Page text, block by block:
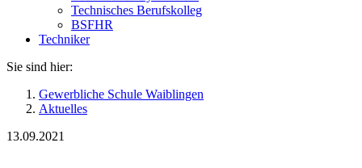
Technisches Berufskolleg
BSFHR
Techniker
Sie sind hier:
Gewerbliche Schule Waiblingen
Aktuelles
13.09.2021